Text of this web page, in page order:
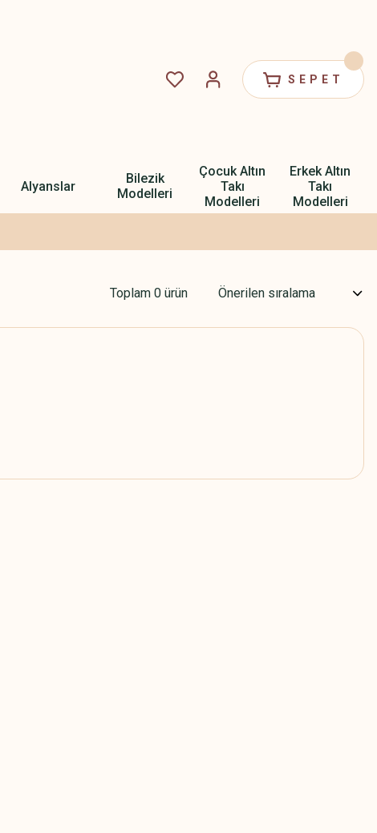
SEPET
Alyanslar
Bilezik
Modelleri
Çocuk Altın
Takı
Modelleri
Erkek Altın
Takı
Modelleri
Toplam 0 ürün